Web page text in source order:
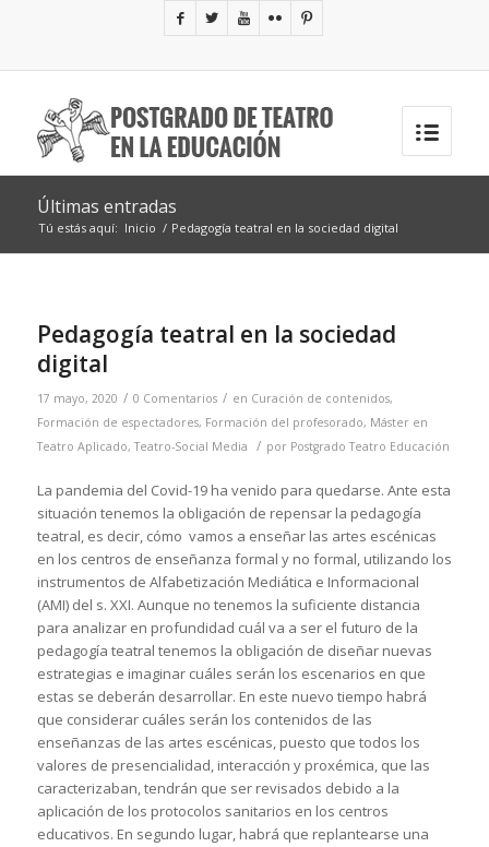
Últimas entradas
Tú estás aquí: Inicio / Pedagogía teatral en la sociedad digital
Pedagogía teatral en la sociedad
digital
17 mayo, 2020 / 0 Comentarios / en Curación de contenidos,
Formación de espectadores, Formación del profesorado, Máster en
Teatro Aplicado,Teatro-Social Media / por Postgrado Teatro Educación
La pandemia del Covid-19 ha venido para quedarse. Ante esta
situación tenemos la obligación de repensar la pedagogía
teatral, es decir, cómo vamos a enseñar las artes escénicas
en los centros de enseñanza formal y no formal, utilizando los
instrumentos de Alfabetización Mediática e Informacional
(AMI) del s. XXI. Aunque no tenemos la suficiente distancia
para analizar en profundidad cuál va a ser el futuro de la
pedagogía teatral tenemos la obligación de diseñar nuevas
estrategias e imaginar cuáles serán los escenarios en que
estas se deberán desarrollar. En este nuevo tiempo habrá
que considerar cuáles serán los contenidos de las
enseñanzas de las artes escénicas, puesto que todos los
valores de presencialidad, interacción y proxémica, que las
caracterizaban, tendrán que ser revisados debido a la
aplicación de los protocolos sanitarios en los centros
educativos. En segundo lugar, habrá que replantearse una